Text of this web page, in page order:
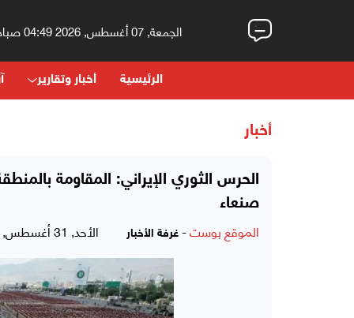
الجمعة, 07 أغسطس, 2026 04:49 صباحاً
الرئيسية أخبار وتقارير
أخبار
الحرس الثوري الإيراني: المقاومة
صنعاء
الموقع بوست- غرفة الأخبار الأحد, 31 أغسطس, 2025 - 06:59 مساءً